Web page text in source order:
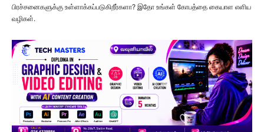
பிரச்சனைகளுக்கு உள்ளாக்கப்படுகிறீர்களா? இதோ உங்கள் கோபத்தை கையாள எளிய
வழிகள்.